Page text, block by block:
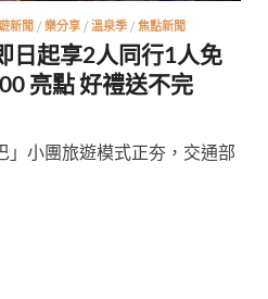
新聞 / 樂分享 / 溫泉季 / 焦點新聞
日起享2人同行1人免
亮點 好禮送不完
」小團旅遊模式正夯，交通部